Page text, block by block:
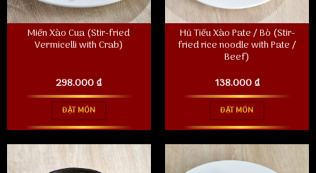
Miến Xào Cua (Stir-fried
Vermicelli with Crab)
298.000₫
ĐẶT MÓN
Hủ Tiếu Xào Pate / Bò (Stir-
fried rice noodle with Pate /
Beef)
138.000₫
ĐẶT MÓN